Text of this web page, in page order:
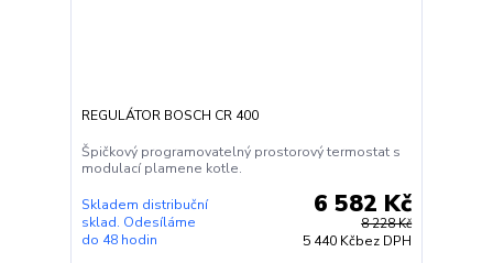
REGULÁTOR BOSCH CR 400
Špičkový programovatelný prostorový termostat s
modulací plamene kotle.
8 228 Kč
6 582 Kč
5 440 Kčbez DPH
Skladem distribuční
sklad. Odesíláme
do 48 hodin